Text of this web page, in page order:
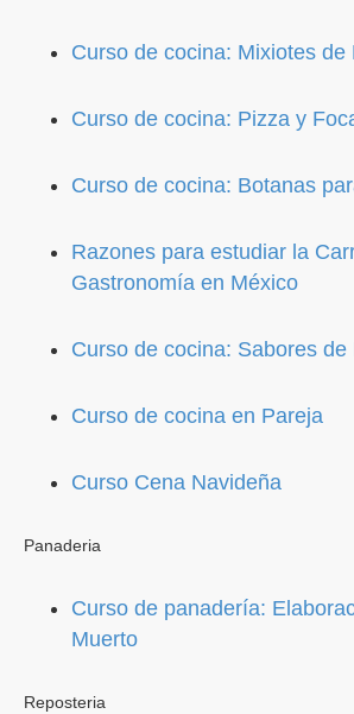
Curso de cocina: Mixiotes de
Curso de cocina: Pizza y
Curso de cocina: Botanas
Razones para estudiar la
Gastronomía en México
Curso de cocina: Sabores de
Curso de cocina en Pareja
Curso Cena Navideña
Panaderia
Curso de panadería:
Muerto
Reposteria